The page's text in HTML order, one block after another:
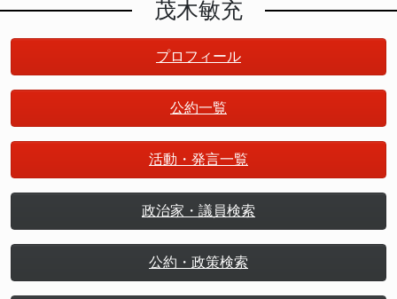
茂木敏充
プロフィール
公約一覧
活動・発言一覧
政治家・議員検索
公約・政策検索